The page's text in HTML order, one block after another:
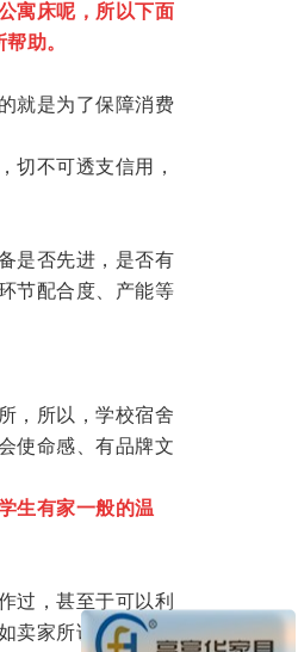
寓床呢，所以下面
助。
就是为了保障消费
切不可透支信用，
是否先进，是否有
节配合度、产能等
，所以，学校宿舍
使命感、有品牌文
生有家一般的温
过，甚至于可以利
卖家所说的质量好